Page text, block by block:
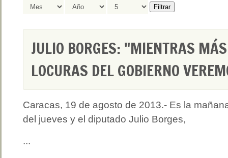
Filtrar
JULIO BORGES: "MIENTRAS
LOCURAS DEL GOBIERNO
Caracas, 19 de agosto de 2013.- Es la
del jueves y el diputado Julio Borges,
...